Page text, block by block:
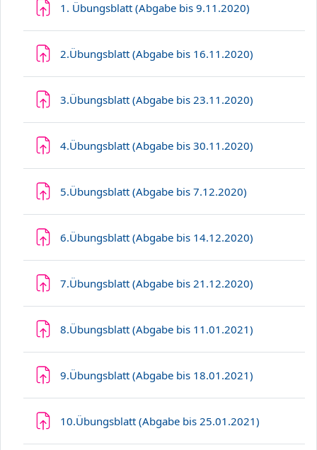
1. Übungsblatt (Abgabe bis 9.11.2020)
2.Übungsblatt (Abgabe bis 16.11.2020)
3.Übungsblatt (Abgabe bis 23.11.2020)
4.Übungsblatt (Abgabe bis 30.11.2020)
5.Übungsblatt (Abgabe bis 7.12.2020)
6.Übungsblatt (Abgabe bis 14.12.2020)
7.Übungsblatt (Abgabe bis 21.12.2020)
8.Übungsblatt (Abgabe bis 11.01.2021)
9.Übungsblatt (Abgabe bis 18.01.2021)
10.Übungsblatt (Abgabe bis 25.01.2021)